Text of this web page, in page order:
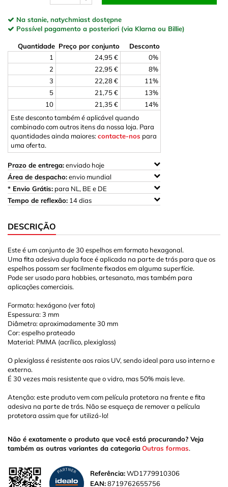
Na stanie, natychmiast dostępne
Possível pagamento a posteriori (via Klarna ou Billie)
Quantidade Preço por conjunto
Desconto
1
24,95 €
0%
2
22,95 €
8%
3
22,28 €
11%
5
21,75 €
13%
10
21,35 €
14%
Este desconto também é aplicável quando
combinado com outros itens da nossa loja. Para
quantidades ainda maiores:contacte-nos para
uma oferta.
Prazo de entrega:enviado hoje
Área de despacho:envio mundial
* Envio Grátis: para NL, BE e DE
Tempo de reflexão: 14 dias
DESCRIÇÃO
Este é um conjunto de 30 espelhos em formato hexagonal.
Uma fita adesiva dupla face é aplicada na parte de trás para que os
espelhos possam ser facilmente fixados em alguma superfície.
Pode ser usado para hobbies, artesanato, mas também para
aplicações comerciais.
Formato: hexágono (ver foto)
Espessura: 3 mm
Diâmetro: aproximadamente 30 mm
Cor: espelho prateado
Material: PMMA (acrílico, plexiglass)
O plexiglass é resistente aos raios UV, sendo ideal para uso interno e
externo.
É 30 vezes mais resistente que o vidro, mas 50% mais leve.
Atenção: este produto vem com película protetora na frente e fita
adesiva na parte de trás. Não se esqueça de remover a película
protetora assim que for utilizá-lo!
Não é exatamente o produto que você está procurando? Veja
também as outras variantes da categoriaOutras formas.
Referência:WD1779910306
EAN:8719762655756